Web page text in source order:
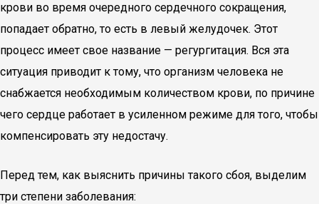
крови во время очередного сердечного сокращения,
попадает обратно, то есть в левый желудочек. Этот
процесс имеет свое название — регургитация. Вся эта
ситуация приводит к тому, что организм человека не
снабжается необходимым количеством крови, по причине
чего сердце работает в усиленном режиме для того, чтобы
компенсировать эту недостачу.
Перед тем, как выяснить причины такого сбоя, выделим
три степени заболевания: